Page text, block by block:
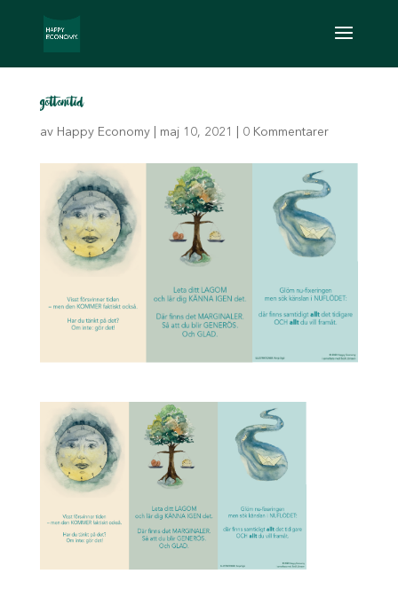
gottomtid
av Happy Economy| maj 10, 2021 0 Kommentarer